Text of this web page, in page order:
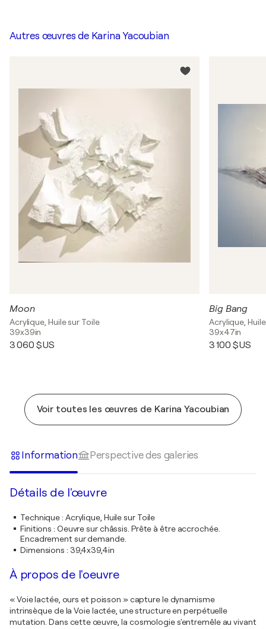
Autres œuvres de Karina Yacoubian
Moon
Acrylique, Huile sur Toile
39x39in
3 060 $US
Big Bang
Acrylique,
39x47in
3 100 $US
Voir toutes les œuvres de Karina Yacoubian
Information Perspective des galeries
Détails de l'œuvre
Technique: Acrylique, Huile sur Toile
Finitions : Oeuvre sur châssis. Prête à être accrochée.
Encadrement sur demande.
Dimensions : 39,4x39,4in
À propos de l'oeuvre
« Voie lactée, ours et poisson » capture le dynamisme
intrinsèque de la Voie lactée, une structure en perpétuelle
mutation. Dans cette œuvre, la cosmologie s'entremêle au vivant